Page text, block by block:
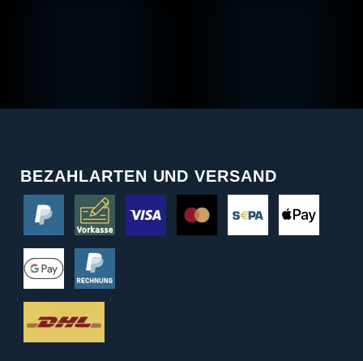
BEZAHLARTEN UND VERSAND